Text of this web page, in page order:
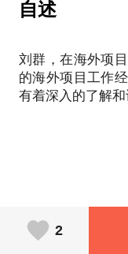
迟不能交付怎么办
3. 项目涉及的对
之间的关系，提
作？
自述
刘群，在海外项
的海外项目工作
2